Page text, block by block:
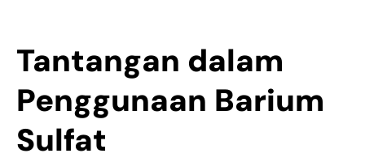
Tantangan dalam
Penggunaan Barium
Sulfat